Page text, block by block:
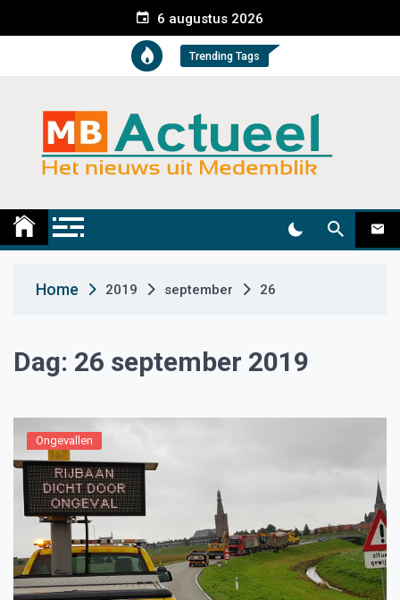
e
t
6 augustus 2026
Trending Tags
Medemblik Actueel
Home 2019 september 26
Dag: 26 september 2019
Ongevallen